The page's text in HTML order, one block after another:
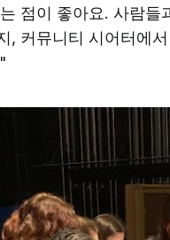
점이 좋아요. 사람
, 커뮤니티 시어터에